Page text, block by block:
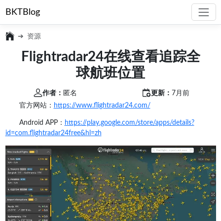
BKTBlog
资源
Flightradar24在线查看追踪全
球航班位置
作者： 匿名 更新： 7月前
官方网站： https://www.flightradar24.com/
Android APP： https://play.google.com/store/apps/details?
id=com.flightradar24free&hl=zh